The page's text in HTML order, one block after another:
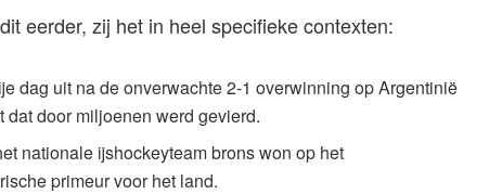
eerder, zij het in heel specifieke contexten:
dag uit na de onverwachte 2-1 overwinning op Argentinië
door miljoenen werd gevierd.
nationale ijshockeyteam brons won op het
primeur voor het land.